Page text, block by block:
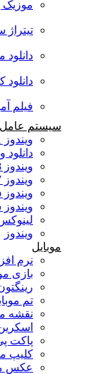
موزیک
تیتراژ
دانلود
دانلود
فیلم
سیستم عامل
ویندوز 11
دانلود
ویندوز 8 و 8.1
ویندوز 7
ویندوز xp
ویندوز
موبایل
نرم
بازی
تم
نقشه
پاکت
کلیپ
عکس